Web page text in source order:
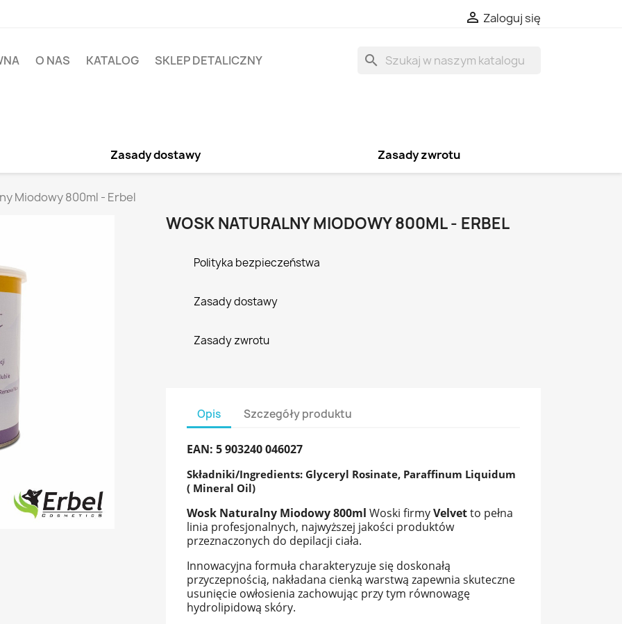
 Zaloguj się
O NAS KATALOG SKLEP DETALICZNY search
Zasady dostawy Zasady zwrotu
Miodowy 800ml - Erbel
WOSK NATURALNY MIODOWY 800ML - ERBEL
Polityka bezpieczeństwa
Zasady dostawy
Zasady zwrotu
Opis Szczegóły produktu
EAN: 5 903240 046027
Składniki/Ingredients: Glyceryl Rosinate, Paraffinum Liquidum
( Mineral Oil)
Wosk Naturalny Miodowy 800ml Woski firmyVelvetto pełna
linia profesjonalnych, najwyższej jakości produktów
przeznaczonych do depilacji ciała.
Innowacyjna formuła charakteryzuje się doskonałą
przyczepnością, nakładana cienką warstwą zapewnia skuteczne
usunięcie owłosienia zachowując przy tym równowagę
hydrolipidową skóry.